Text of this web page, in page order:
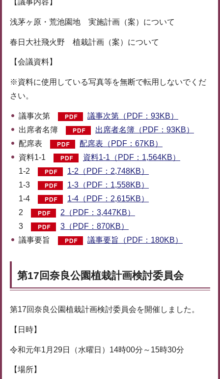
【議事内容】
浅茅ヶ原・荒池園地 実施計画（案）について
春日大社飛火野 植栽計画（案）について
【会議資料】
※資料に使用している写真等を無断で転用しないでくだ
さい。
議事次第
議事次第（PDF：93KB）
出席者名簿
出席者名簿（PDF：93KB）
配席表
配席表（PDF：67KB）
資料1-1
資料1-1（PDF：1,564KB）
1-2
1-2（PDF：2,748KB）
1-3
1-3（PDF：1,558KB）
1-4
1-4（PDF：2,615KB）
2
2（PDF：3,447KB）
3
3（PDF：870KB）
議事要旨
議事要旨（PDF：180KB）
第17回奈良公園植栽計画検討委員会
第17回奈良公園植栽計画検討委員会を開催しました。
【日時】
令和元年1月29日（水曜日）14時00分～15時30分
【場所】